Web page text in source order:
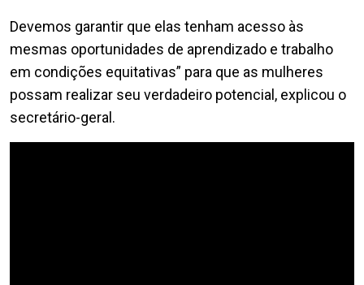
Devemos garantir que elas tenham acesso às
mesmas oportunidades de aprendizado e trabalho
em condições equitativas” para que as mulheres
possam realizar seu verdadeiro potencial, explicou o
secretário-geral.